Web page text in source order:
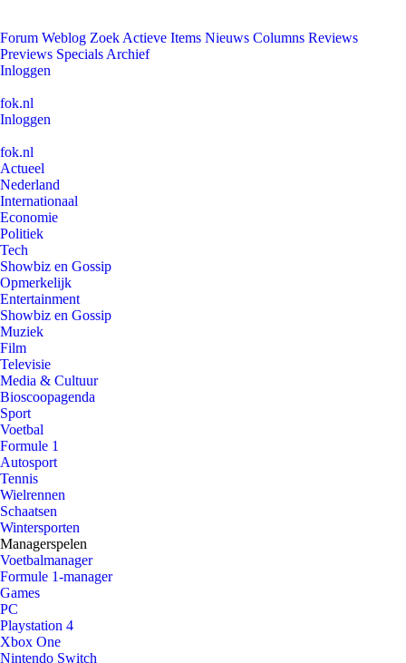
Forum Weblog Zoek Actieve Items Nieuws Columns Reviews
Previews Specials Archief
Inloggen
fok.nl
Inloggen
fok.nl
Actueel
Nederland
Internationaal
Economie
Politiek
Tech
Showbiz en Gossip
Opmerkelijk
Entertainment
Showbiz en Gossip
Muziek
Film
Televisie
Media & Cultuur
Bioscoopagenda
Sport
Voetbal
Formule 1
Autosport
Tennis
Wielrennen
Schaatsen
Wintersporten
Managerspelen
Voetbalmanager
Formule 1-manager
Games
PC
Playstation 4
Xbox One
Nintendo Switch